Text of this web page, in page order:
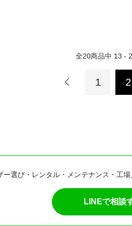
全20商品中 13 -
1 2
ー選び・レンタル・メンテナンス・工
LINEで相談